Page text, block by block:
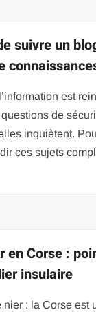
suivre un
est
de
inquiètent.
ces sujets
en Corse :
insulaire
: la Corse est